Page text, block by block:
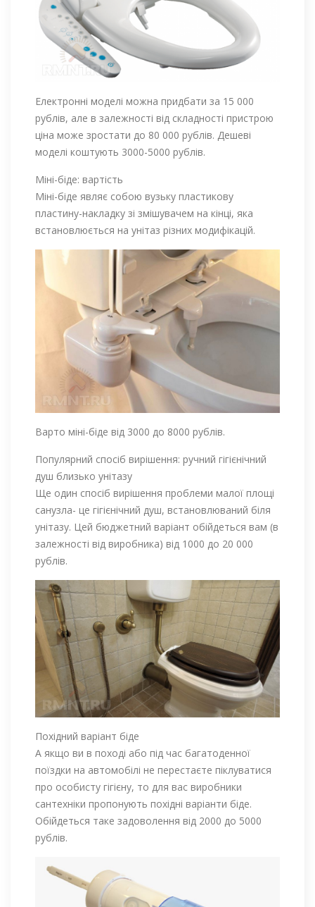
Електронні моделі можна придбати за 15 000
рублів, але в залежності від складності пристрою
ціна може зростати до 80 000 рублів. Дешеві
моделі коштують 3000-5000 рублів.
Міні-біде: вартість
Міні-біде являє собою вузьку пластикову
пластину-накладку зі змішувачем на кінці, яка
встановлюється на унітаз різних модифікацій.
Варто міні-біде від 3000 до 8000 рублів.
Популярний спосіб вирішення: ручний гігієнічний
душ близько унітазу
Ще один спосіб вирішення проблеми малої площі
санузла- це гігієнічний душ, встановлюваний біля
унітазу. Цей бюджетний варіант обійдеться вам (в
залежності від виробника) від 1000 до 20 000
рублів.
Похідний варіант біде
А якщо ви в поході або під час багатоденної
поїздки на автомобілі не перестаєте піклуватися
про особисту гігієну, то для вас виробники
сантехніки пропонують похідні варіанти біде.
Обійдеться таке задоволення від 2000 до 5000
рублів.